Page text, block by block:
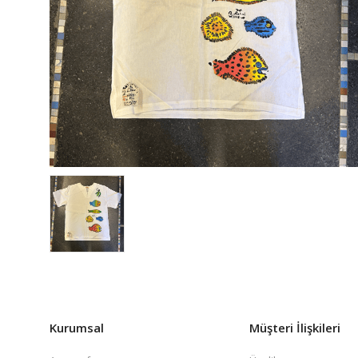
Kurumsal Müşteri İlişkileri